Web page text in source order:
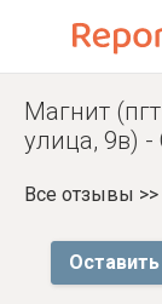
Магнит
улица, 9в)
Все отзывы >>